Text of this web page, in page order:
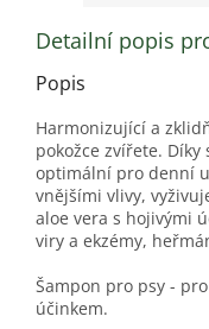
Detailní popis
Popis
Harmonizující a
pokožce zvířete.
optimální pro denní
vnějšími vlivy,
aloe vera s hojivými
viry a ekzémy,
Šampon pro psy -
účinkem.